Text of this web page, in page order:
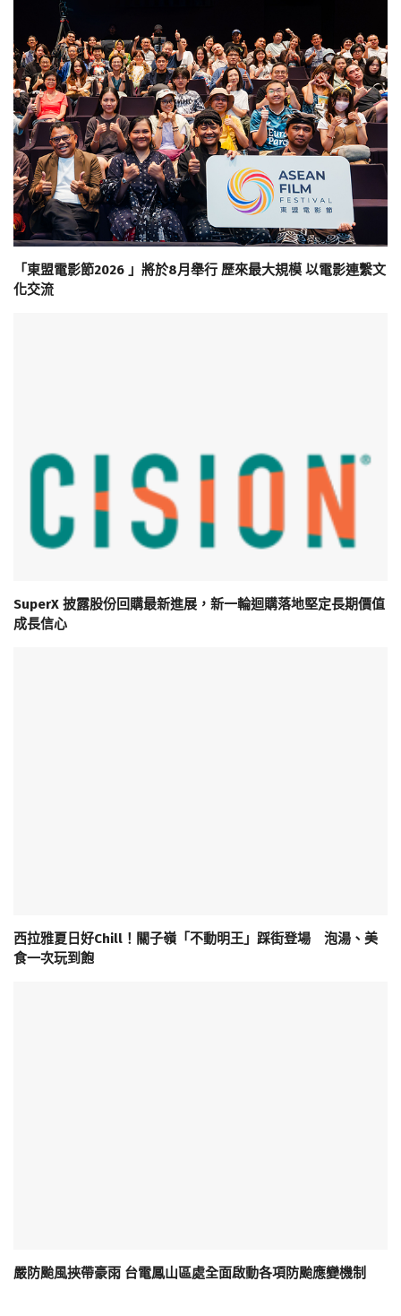
「東盟電影節2026 」將於8月舉行 歷來最大規模 以電影連繫文
化交流
SuperX 披露股份回購最新進展，新一輪迴購落地堅定長期價值
成長信心
西拉雅夏日好Chill！關子嶺「不動明王」踩街登場 泡湯、美
食一次玩到飽
嚴防颱風挾帶豪雨 台電鳳山區處全面啟動各項防颱應變機制